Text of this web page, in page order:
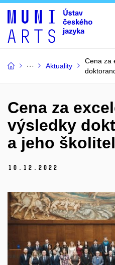
Aktuality
Cena za
Cena za
výsledky
a jeho
10. 12. 2022